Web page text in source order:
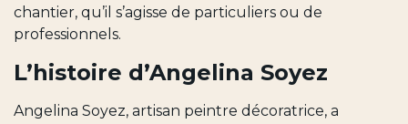
chantier, qu’il s’agisse de particuliers ou de
professionnels.
L’histoire d’Angelina Soyez
Angelina Soyez, artisan peintre décoratrice, a